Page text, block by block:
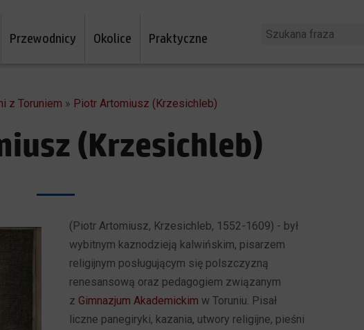
Przewodnicy Okolice Praktyczne
z Toruniem » Piotr Artomiusz (Krzesichleb)
(Krzesichleb)
(Piotr Artomiusz, Krzesichleb, 1552-1609) - był
wybitnym kaznodzieją kalwińskim, pisarzem
religijnym posługującym się polszczyzną
renesansową oraz pedagogiem związanym
z Gimnazjum Akademickim w Toruniu. Pisał
liczne panegiryki, kazania, utwory religijne, pieśni